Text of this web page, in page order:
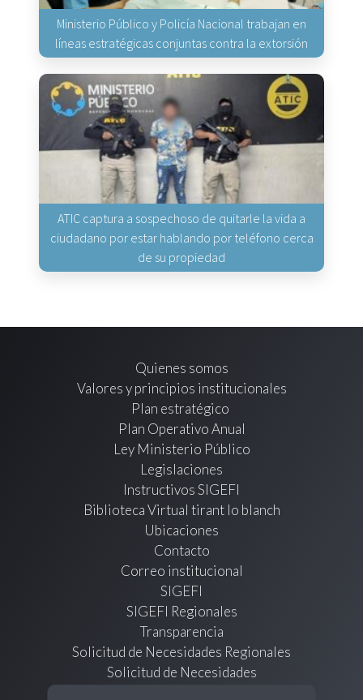
Ministerio Público y Policía Nacional trabajan en
líneas estratégicas conjuntas contra la extorsión
ATIC captura a sospechoso de quitarle la vida a
ciudadano por estar hablando por teléfono cerca
de su propiedad
Quienes somos
Valores y principios institucionales
Plan estratégico
Plan Operativo Anual
Ley Ministerio Público
Legislaciones
Instructivos SIGEFI
Biblioteca Virtual tirant lo blanch
Ubicaciones
Contacto
Correo institucional
SIGEFI
SIGEFI Regionales
Transparencia
Solicitud de Necesidades Regionales
Solicitud de Necesidades